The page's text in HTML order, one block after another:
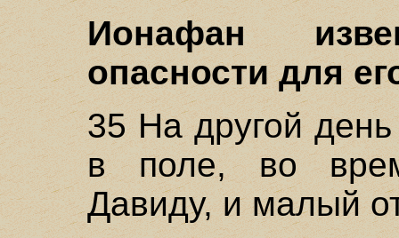
Ионафан
опасности для
35 На другой
в поле, во
Давиду, и малый